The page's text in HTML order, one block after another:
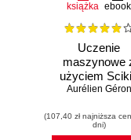
książka ebook
Uczenie
maszynowe
użyciem
Learn, Keras i
Wydanie III
Aurélien Géron
(107,40 zł najniższa
dni)